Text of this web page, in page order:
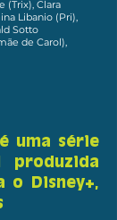
(Trix), Clara
Libanio (Pri),
Sotto
de Carol),
uma série
produzida
o Disney+,